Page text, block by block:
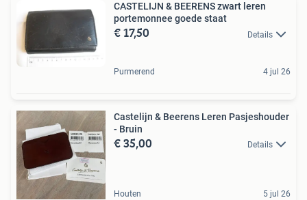
CASTELIJN & BEERENS zwart leren
portemonnee goede staat
€ 17,50 Details
Purmerend 4 jul 26
Castelijn & Beerens Leren Pasjeshouder
- Bruin
€ 35,00 Details
Houten 5 jul 26